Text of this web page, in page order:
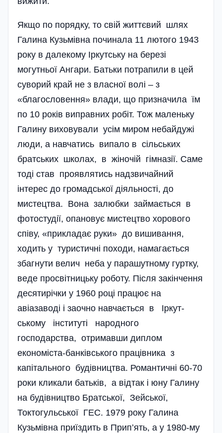
Якщо по порядку, то свій життєвий шлях
Галина Кузьмівна починала 11 лютого 1943
року в далекому Іркутську на березі
могутньої Ангари. Батьки потрапили в цей
суворий край не з власної волі – з
«благословення» влади, що призначила їм
по 10 років виправних робіт. Тож маленьку
Галину виховували усім миром небайдужі
люди, а навчатись випало в сільських
братських школах, в жіночій гімназії. Саме
тоді став проявлятись надзвичайний
інтерес до громадської діяльності, до
мистецтва. Вона залюбки займається в
фотостудії, опановує мистецтво хорового
співу, «прикладає руки» до вишивання,
ходить у туристичні походи, намагається
збагнути велич неба у парашутному гуртку,
веде просвітницьку роботу. Після закінчення
десятирічки у 1960 році працює на
авіазаводі і заочно навчається в Іркут­
ському інституті народного
господарства, отримавши диплом
економіста-бан­ків­ського працівника з
капітального будівництва. Ро­мантичні 60-70
роки кликали батьків, а відтак і юну Галину
на будівництво Братської, Зей­ської,
Токтогульської ГЕС. 1979 року Галина
Кузьмівна приїздить в Прип’ять, а у 1980-му